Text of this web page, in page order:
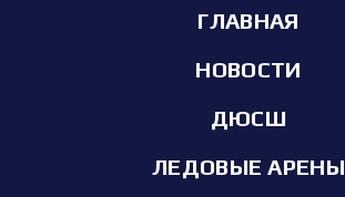
ГЛАВНАЯ
НОВОСТИ
ДЮСШ
ЛЕДОВЫЕ АРЕНЫ